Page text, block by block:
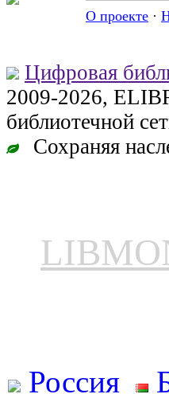
О проекте ·
Цифровая
2009-2026,
библиотечной
Сохраняя
Россия